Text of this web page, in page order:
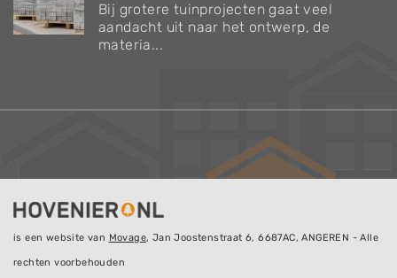
Bij grotere tuinprojecten gaat veel
aandacht uit naar het ontwerp, de
materia...
is een website van Movage, Jan Joostenstraat 6, 6687AC, ANGEREN - Alle
rechten voorbehouden